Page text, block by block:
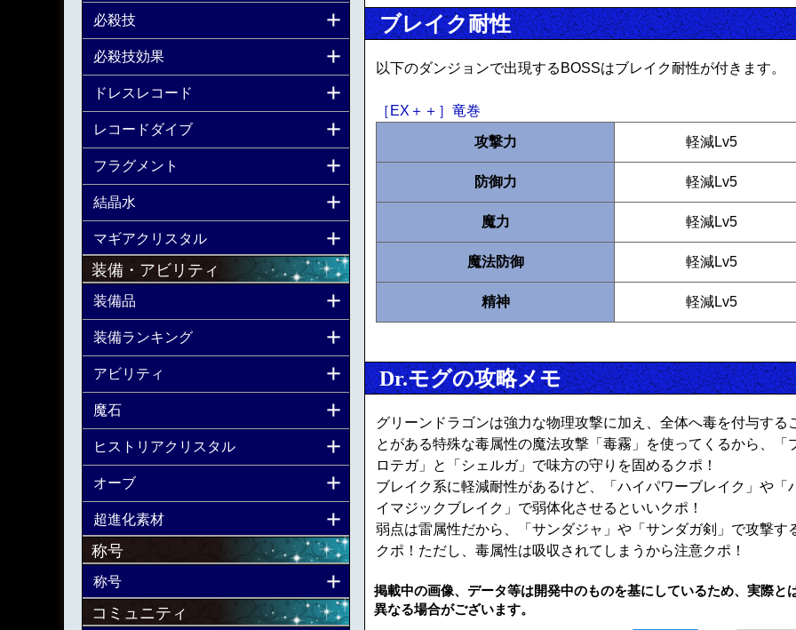
ブレイク耐性
以下のダンジョンで出現するBOSSはブレイク耐性が付きます。
［EX＋＋］竜巻
攻撃力 軽減Lv5
防御力 軽減Lv5
魔力 軽減Lv5
魔法防御 軽減Lv5
精神 軽減Lv5
Dr.モグの攻略メモ
グリーンドラゴンは強力な物理攻撃に加え、全体へ毒を付与する
とがある特殊な毒属性の魔法攻撃「毒霧」を使ってくるから、「
ロテガ」と「シェルガ」で味方の守りを固めるクポ！
ブレイク系に軽減耐性があるけど、「ハイパワーブレイク」や「
イマジックブレイク」で弱体化させるといいクポ！
弱点は雷属性だから、「サンダジャ」や「サンダガ剣」で攻撃す
クポ！ただし、毒属性は吸収されてしまうから注意クポ！
掲載中の画像、データ等は開発中のものを基にしているため、実際と
異なる場合がございます。
必殺技
必殺技効果
ドレスレコード
レコードダイブ
フラグメント
結晶水
マギアクリスタル
装備・アビリティ
装備品
装備ランキング
アビリティ
魔石
ヒストリアクリスタル
オーブ
超進化素材
称号
称号
コミュニティ